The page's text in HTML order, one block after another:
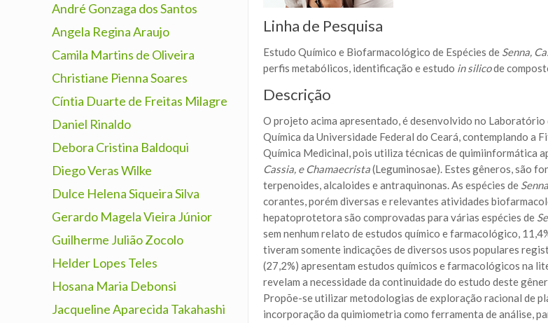
Linha de Pesquisa
Estudo Químico e Biofarmacológico de Espécies de Senna,
perfis metabólicos, identificação e estudo in silicode
Descrição
O projeto acima apresentado, é desenvolvido no
Química da Universidade Federal do Ceará, contemplando a
Química Medicinal, pois utiliza técnicas de quimiinformática
Cassia, e Chamaecrista(Leguminosae). Estes gêneros, são
terpenoides, alcaloides e antraquinonas. As espécies de Senna
corantes, porém diversas e relevantes atividades
hepatoprotetora são comprovadas para várias espécies de
sem nenhum relato de estudos químico e farmacológico,
tiveram somente indicações de diversos usos populares
(27,2%) apresentam estudos químicos e farmacológicos na
revelam a necessidade da continuidade do estudo deste
Propõe-se utilizar metodologias de exploração racional de
incorporação da quimiometria como ferramenta de análise,
André Gonzaga dos Santos
Angela Regina Araujo
Camila Martins de Oliveira
Christiane Pienna Soares
Cíntia Duarte de Freitas Milagre
Daniel Rinaldo
Debora Cristina Baldoqui
Diego Veras Wilke
Dulce Helena Siqueira Silva
Gerardo Magela Vieira Júnior
Guilherme Julião Zocolo
Helder Lopes Teles
Hosana Maria Debonsi
Jacqueline Aparecida Takahashi